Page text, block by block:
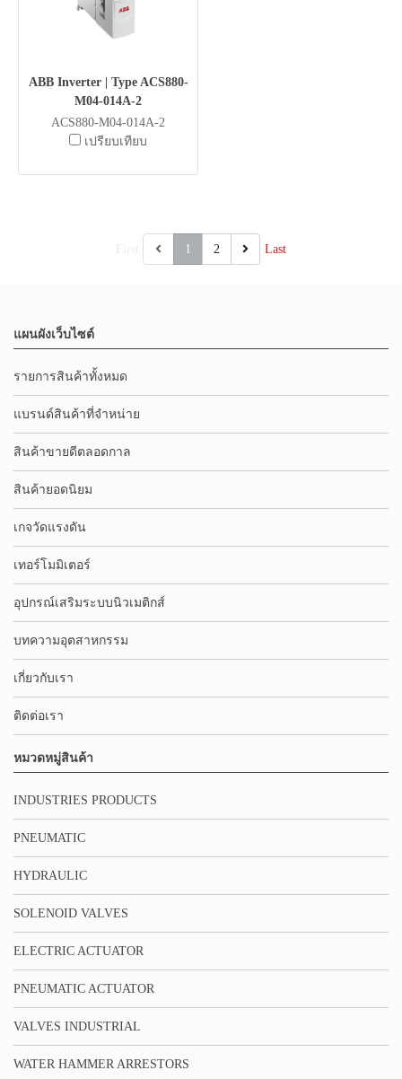
ABB Inverter | Type ACS880-
M04-014A-2
ACS880-M04-014A-2
เปรียบเทียบ
1 2 Last
แผนผังเว็บไซต์
รายการสินค้าทั้งหมด
แบรนด์สินค้าที่จำหน่าย
สินค้าขายดีตลอดกาล
สินค้ายอดนิยม
เกจวัดแรงดัน
เทอร์โมมิเตอร์
อุปกรณ์เสริมระบบนิวเมติกส์
บทความอุตสาหกรรม
เกี่ยวกับเรา
ติดต่อเรา
หมวดหมู่สินค้า
INDUSTRIES PRODUCTS
PNEUMATIC
HYDRAULIC
SOLENOID VALVES
ELECTRIC ACTUATOR
PNEUMATIC ACTUATOR
VALVES INDUSTRIAL
WATER HAMMER ARRESTORS